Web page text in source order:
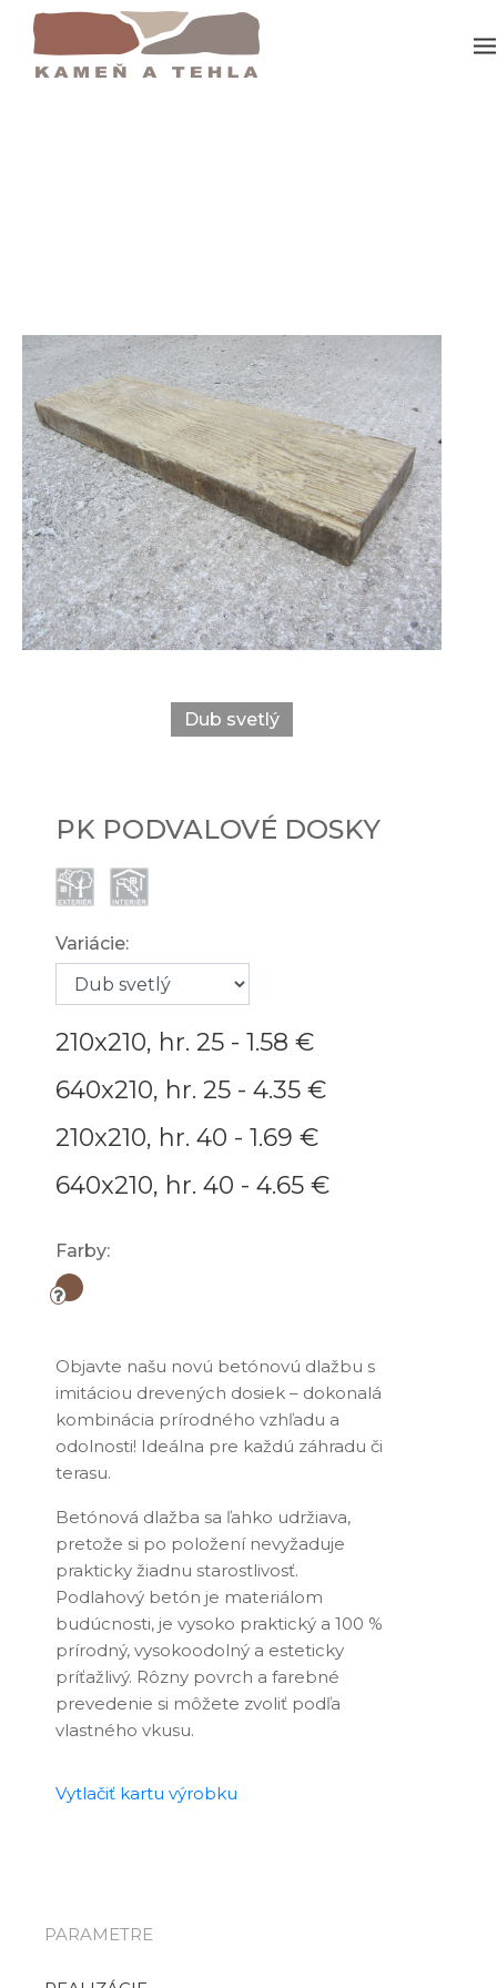
Domov PK Podvalové Dosky
Dub svetlý
PK PODVALOVÉ DOSKY
Variácie:
210x210, hr. 25 - 1.58 €
640x210, hr. 25 - 4.35 €
210x210, hr. 40 - 1.69 €
640x210, hr. 40 - 4.65 €
Farby:
Objavte našu novú betónovú dlažbu s
imitáciou drevených dosiek – dokonalá
kombinácia prírodného vzhľadu a
odolnosti! Ideálna pre každú záhradu či
terasu.
Betónová dlažba sa ľahko udržiava,
pretože si po položení nevyžaduje
prakticky žiadnu starostlivosť.
Podlahový betón je materiálom
budúcnosti, je vysoko praktický a 100 %
prírodný, vysokoodolný a esteticky
príťažlivý. Rôzny povrch a farebné
prevedenie si môžete zvoliť podľa
vlastného vkusu.
Vytlačiť kartu výrobku
PARAMETRE